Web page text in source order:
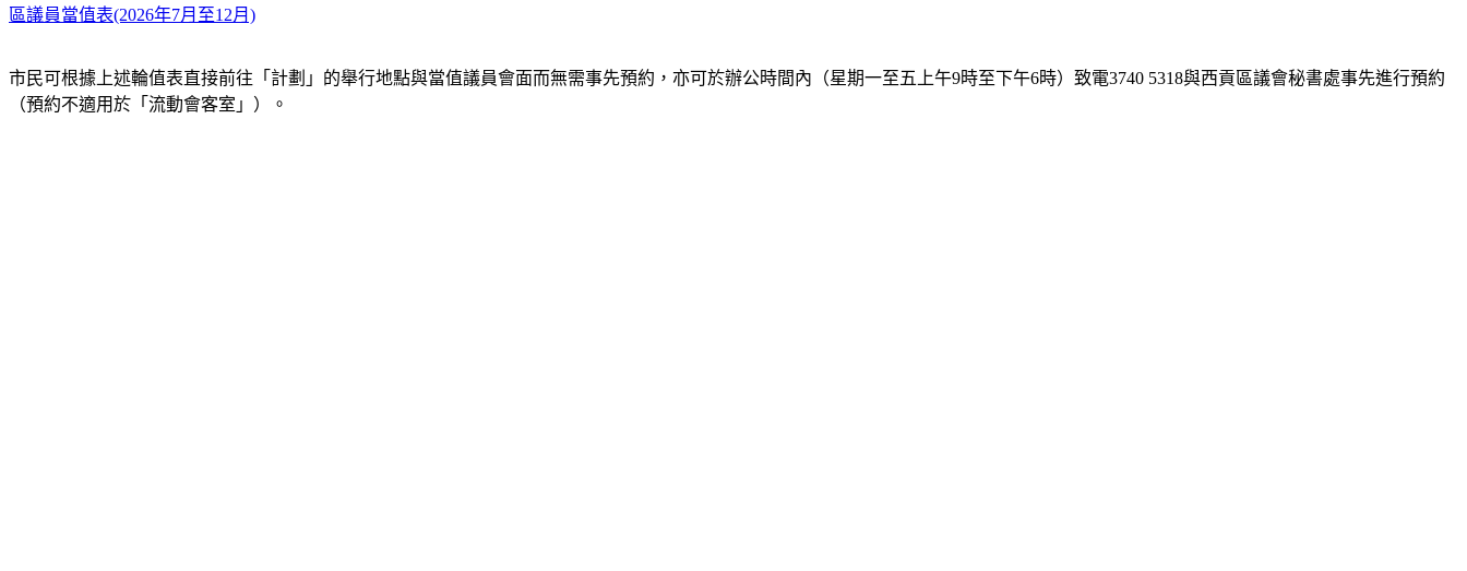
區議員當值表(2026年7月至12月)
市民可根據上述輪值表直接前往「計劃」的舉行地點與當值議員會面而無需事先預約，亦可於辦公時間內（星期一至五上午9時至下午6時）致電3740 5318與西貢區議會秘書處事先進行預約
（預約不適用於「流動會客室」）。